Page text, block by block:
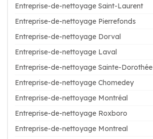
Entreprise-de-nettoyage Saint-Laurent
Entreprise-de-nettoyage Pierrefonds
Entreprise-de-nettoyage Dorval
Entreprise-de-nettoyage Laval
Entreprise-de-nettoyage Sainte-Dorothée
Entreprise-de-nettoyage Chomedey
Entreprise-de-nettoyage Montréal
Entreprise-de-nettoyage Roxboro
Entreprise-de-nettoyage Montreal